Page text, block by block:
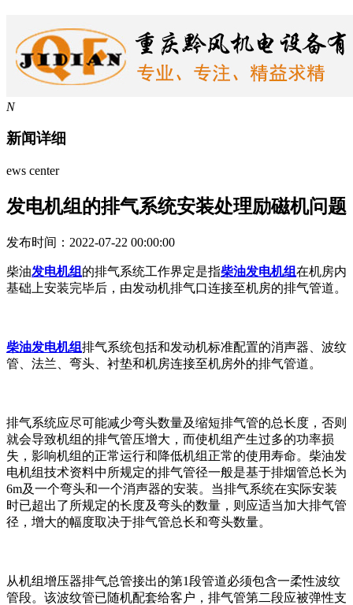
N
新闻详细
ews center
发电机组的排气系统安装处理励磁机问题
发布时间：2022-07-22 00:00:00
柴油发电机组 的排气系统工作界定是指柴油发电机组在机房内
基础上安装完毕后，由发动机排气口连接至机房的排气管道。
柴油发电机组排气系统包括和发动机标准配置的消声器、波纹
管、法兰、弯头、衬垫和机房连接至机房外的排气管道。
排气系统应尽可能减少弯头数量及缩短排气管的总长度，否则
就会导致机组的排气管压增大，而使机组产生过多的功率损
失，影响机组的正常运行和降低机组正常的使用寿命。柴油发
电机组技术资料中所规定的排气管径一般是基于排烟管总长为
6m及一个弯头和一个消声器的安装。当排气系统在实际安装
时已超出了所规定的长度及弯头的数量，则应适当加大排气管
径，增大的幅度取决于排气管总长和弯头数量。
从机组增压器排气总管接出的第1段管道必须包含一柔性波纹
管段。该波纹管已随机配套给客户，排气管第二段应被弹性支